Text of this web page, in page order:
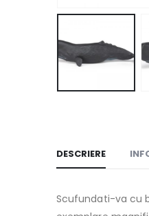
DESCRIERE
Scufundati-va cu